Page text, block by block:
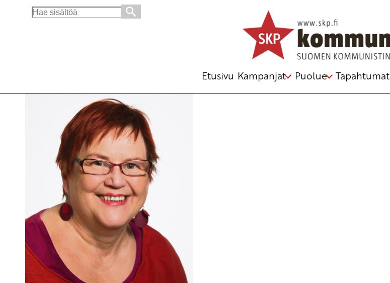
Search
Etusivu Kampanjat Puolue Tapahtumat